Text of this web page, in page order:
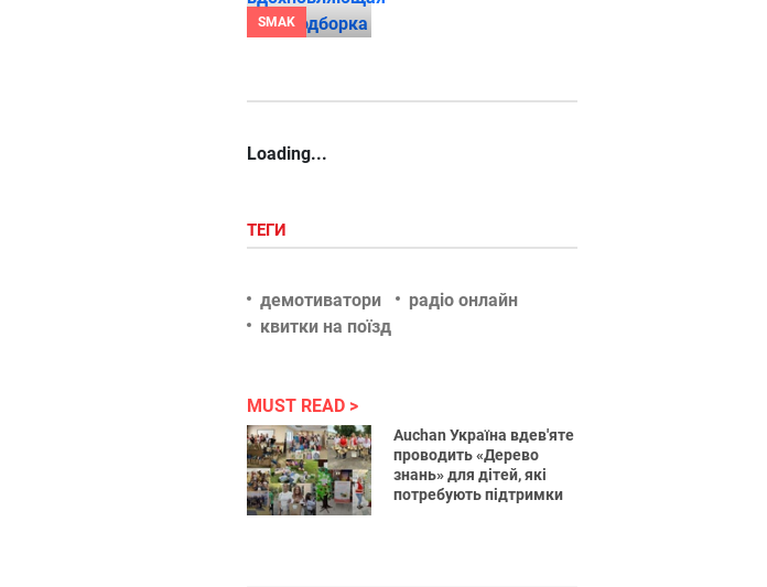
SMAK
Loading...
ТЕГИ
демотиватори
радіо онлайн
квитки на поїзд
MUST READ
Auchan Україна вдев'яте
проводить «Дерево
знань» для дітей, які
потребують підтримки